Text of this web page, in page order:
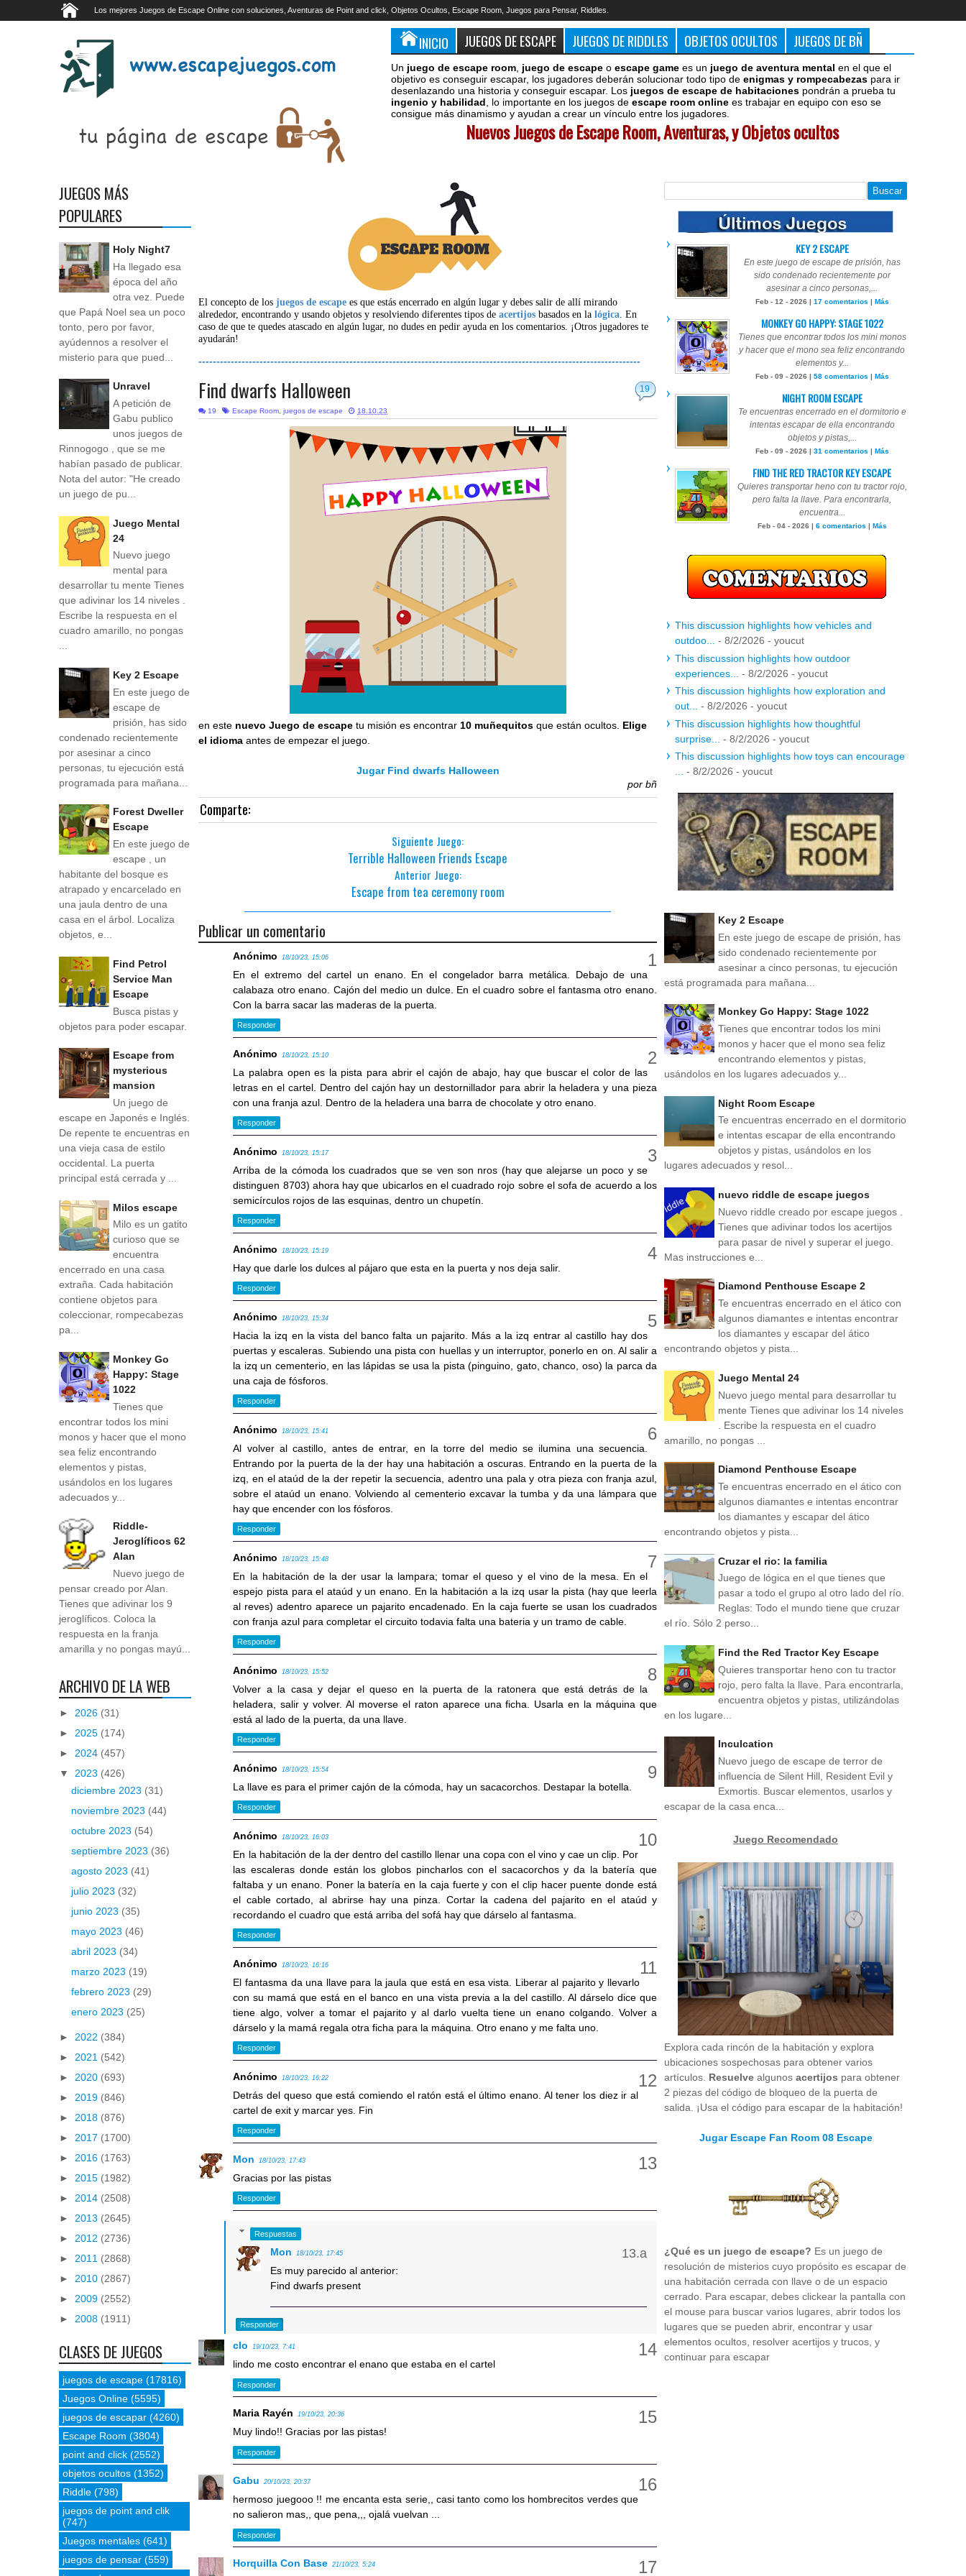
Los mejores Juegos de Escape Online con soluciones, Aventuras de Point and click, Objetos Ocultos, Escape Room, Juegos para Pensar, Riddles.
INICIO JUEGOS DE ESCAPE JUEGOS DE RIDDLES OBJETOS OCULTOS JUEGOS DE BÑ
Un juego de escape room juego de escape o escape game es un juego de aventura mental en el que el
objetivo es conseguir escapar, los jugadores deberán solucionar todo tipo de enigmas y rompecabezas para ir
desenlazando una historia y conseguir escapar. Los juegos de escape de habitaciones pondrán a prueba tu
ingenio y habilidad , lo importante en los juegos de escape room online es trabajar en equipo con eso se
consigue más dinamismo y ayudan a crear un vínculo entre los jugadores.
Nuevos Juegos de Escape Room, Aventuras, y Objetos ocultos
El concepto de losjuegos de escape es que estás encerrado en algún lugar y debes salir de allí mirando
alrededor, encontrando y usando objetos y resolviendo diferentes tipos deacertijos basados en lalógica. En
caso de que te quedes atascado en algún lugar, no dudes en pedir ayuda en los comentarios. ¡Otros jugadores te
ayudarán!
---------------------------------------------------------------------------------------------------------------------------
19
Find dwarfs Halloween
19 Escape Room juegos de escape 18.10.23
en este nuevo Juego de escapetu misión es encontrar 10 muñequitos que están ocultos. Elige
el idioma antes de empezar el juego.
Jugar Find dwarfs Halloween
por bñ
Comparte:
Siguiente Juego:
Terrible Halloween Friends Escape
Anterior Juego:
Escape from tea ceremony room
Publicar un comentario
Anónimo 18/10/23, 15:06
En el extremo del cartel un enano. En el congelador barra metálica. Debajo de una
calabaza otro enano. Cajón del medio un dulce. En el cuadro sobre el fantasma otro enano.
Con la barra sacar las maderas de la puerta.
Responder
Anónimo 18/10/23, 15:10
La palabra open es la pista para abrir el cajón de abajo, hay que buscar el color de las
letras en el cartel. Dentro del cajón hay un destornillador para abrir la heladera y una pieza
con una franja azul. Dentro de la heladera una barra de chocolate y otro enano.
Responder
Anónimo 18/10/23, 15:17
Arriba de la cómoda los cuadrados que se ven son nros (hay que alejarse un poco y se
distinguen 8703) ahora hay que ubicarlos en el cuadrado rojo sobre el sofa de acuerdo a los
semicírculos rojos de las esquinas, dentro un chupetín.
Responder
Anónimo 18/10/23, 15:19
Hay que darle los dulces al pájaro que esta en la puerta y nos deja salir.
Responder
Anónimo 18/10/23, 15:34
Hacia la izq en la vista del banco falta un pajarito. Más a la izq entrar al castillo hay dos
puertas y escaleras. Subiendo una pista con huellas y un interruptor, ponerlo en on. Al salir a
la izq un cementerio, en las lápidas se usa la pista (pinguino, gato, chanco, oso) la parca da
una caja de fósforos.
Responder
Anónimo 18/10/23, 15:41
Al volver al castillo, antes de entrar, en la torre del medio se ilumina una secuencia.
Entrando por la puerta de la der hay una habitación a oscuras. Entrando en la puerta de la
izq, en el ataúd de la der repetir la secuencia, adentro una pala y otra pieza con franja azul,
sobre el ataúd un enano. Volviendo al cementerio excavar la tumba y da una lámpara que
hay que encender con los fósforos.
Responder
Anónimo 18/10/23, 15:48
En la habitación de la der usar la lampara; tomar el queso y el vino de la mesa. En el
espejo pista para el ataúd y un enano. En la habitación a la izq usar la pista (hay que leerla
al reves) adentro aparece un pajarito encadenado. En la caja fuerte se usan los cuadrados
con franja azul para completar el circuito todavia falta una bateria y un tramo de cable.
Responder
Anónimo 18/10/23, 15:52
Volver a la casa y dejar el queso en la puerta de la ratonera que está detrás de la
heladera, salir y volver. Al moverse el raton aparece una ficha. Usarla en la máquina que
está al lado de la puerta, da una llave.
Responder
Anónimo 18/10/23, 15:54
La llave es para el primer cajón de la cómoda, hay un sacacorchos. Destapar la botella.
Responder
Anónimo 18/10/23, 16:03
En la habitación de la der dentro del castillo llenar una copa con el vino y cae un clip. Por
las escaleras donde están los globos pincharlos con el sacacorchos y da la batería que
faltaba y un enano. Poner la batería en la caja fuerte y con el clip hacer puente donde está
el cable cortado, al abrirse hay una pinza. Cortar la cadena del pajarito en el ataúd y
recordando el cuadro que está arriba del sofá hay que dárselo al fantasma.
Responder
Anónimo 18/10/23, 16:16
El fantasma da una llave para la jaula que está en esa vista. Liberar al pajarito y llevarlo
con su mamá que está en el banco en una vista previa a la del castillo. Al dárselo dice que
tiene algo, volver a tomar el pajarito y al darlo vuelta tiene un enano colgando. Volver a
dárselo y la mamá regala otra ficha para la máquina. Otro enano y me falta uno.
Responder
Anónimo 18/10/23, 16:22
Detrás del queso que está comiendo el ratón está el último enano. Al tener los diez ir al
cartel de exit y marcar yes. Fin
Responder
Mon 18/10/23, 17:43
Gracias por las pistas
Responder
Respuestas
Mon 18/10/23, 17:45
Es muy parecido al anterior:
Find dwarfs present
Responder
clo 19/10/23, 7:41
lindo me costo encontrar el enano que estaba en el cartel
Responder
Maria Rayén 19/10/23, 20:36
Muy lindo!! Gracias por las pistas!
Responder
Gabu 20/10/23, 20:37
hermoso juegooo !! me encanta esta serie,, casi tanto como los hombrecitos verdes que
no salieron mas,, que pena,,, ojalá vuelvan ...
Responder
Horquilla Con Base 21/10/23, 5:24
JUEGOS MÁS
POPULARES
Holy Night7
Ha llegado esa
época del año
otra vez. Puede
que Papá Noel sea un poco
tonto, pero por favor,
ayúdennos a resolver el
misterio para que pued...
Unravel
A petición de
Gabu publico
unos juegos de
Rinnogogo , que se me
habían pasado de publicar.
Nota del autor: "He creado
un juego de pu...
Juego Mental
24
Nuevo juego
mental para
desarrollar tu mente Tienes
que adivinar los 14 niveles .
Escribe la respuesta en el
cuadro amarillo, no pongas
...
Key 2 Escape
En este juego de
escape de
prisión, has sido
condenado recientemente
por asesinar a cinco
personas, tu ejecución está
programada para mañana...
Forest Dweller
Escape
En este juego de
escape , un
habitante del bosque es
atrapado y encarcelado en
una jaula dentro de una
casa en el árbol. Localiza
objetos, e...
Find Petrol
Service Man
Escape
Busca pistas y
objetos para poder escapar.
Escape from
mysterious
mansion
Un juego de
escape en Japonés e Inglés.
De repente te encuentras en
una vieja casa de estilo
occidental. La puerta
principal está cerrada y ...
Milos escape
Milo es un gatito
curioso que se
encuentra
encerrado en una casa
extraña. Cada habitación
contiene objetos para
coleccionar, rompecabezas
pa...
Monkey Go
Happy: Stage
1022
Tienes que
encontrar todos los mini
monos y hacer que el mono
sea feliz encontrando
elementos y pistas,
usándolos en los lugares
adecuados y...
Riddle-
Jeroglíficos 62
Alan
Nuevo juego de
pensar creado por Alan.
Tienes que adivinar los 9
jeroglíficos. Coloca la
respuesta en la franja
amarilla y no pongas mayú...
ARCHIVO DE LA WEB
► 2026 (31)
► 2025 (174)
► 2024 (457)
▼ 2023 (426)
diciembre 2023 (31)
noviembre 2023 (44)
octubre 2023 (54)
septiembre 2023 (36)
agosto 2023 (41)
julio 2023 (32)
junio 2023 (35)
mayo 2023 (46)
abril 2023 (34)
marzo 2023 (19)
febrero 2023 (29)
enero 2023 (25)
► 2022 (384)
► 2021 (542)
► 2020 (693)
► 2019 (846)
► 2018 (876)
► 2017 (1700)
► 2016 (1763)
► 2015 (1982)
► 2014 (2508)
► 2013 (2645)
► 2012 (2736)
► 2011 (2868)
► 2010 (2867)
► 2009 (2552)
► 2008 (1911)
CLASES DE JUEGOS
juegos de escape (17816)
Juegos Online (5595)
juegos de escapar (4260)
Escape Room (3804)
point and click (2552)
objetos ocultos (1352)
Riddle (798)
juegos de point and clik
(747)
Juegos mentales (641)
juegos de pensar (559)
KEY 2 ESCAPE
En este juego de escape de prisión, has
sido condenado recientemente por
asesinar a cinco personas,...
Feb - 12 - 2026 | 17 comentarios | Más
MONKEY GO HAPPY: STAGE 1022
Tienes que encontrar todos los mini monos
y hacer que el mono sea feliz encontrando
elementos y...
Feb - 09 - 2026 | 58 comentarios | Más
NIGHT ROOM ESCAPE
Te encuentras encerrado en el dormitorio e
intentas escapar de ella encontrando
objetos y pistas,...
Feb - 09 - 2026 | 31 comentarios | Más
FIND THE RED TRACTOR KEY ESCAPE
Quieres transportar heno con tu tractor rojo,
pero falta la llave. Para encontrarla,
encuentra...
Feb - 04 - 2026 | 6 comentarios | Más
This discussion highlights how vehicles and
outdoo...
- 8/2/2026 - youcut
This discussion highlights how outdoor
experiences...
- 8/2/2026 - youcut
This discussion highlights how exploration and
out...
- 8/2/2026 - youcut
This discussion highlights how thoughtful
surprise...
- 8/2/2026 - youcut
This discussion highlights how toys can encourage
- 8/2/2026 - youcut
Key 2 Escape
En este juego de escape de prisión, has
sido condenado recientemente por
asesinar a cinco personas, tu ejecución
está programada para mañana...
Monkey Go Happy: Stage 1022
Tienes que encontrar todos los mini
monos y hacer que el mono sea feliz
encontrando elementos y pistas,
usándolos en los lugares adecuados y...
Night Room Escape
Te encuentras encerrado en el dormitorio
e intentas escapar de ella encontrando
objetos y pistas, usándolos en los
lugares adecuados y resol...
nuevo riddle de escape juegos
Nuevo riddle creado por escape juegos .
Tienes que adivinar todos los acertijos
para pasar de nivel y superar el juego.
Mas instrucciones e...
Diamond Penthouse Escape 2
Te encuentras encerrado en el ático con
algunos diamantes e intentas encontrar
los diamantes y escapar del ático
encontrando objetos y pista...
Juego Mental 24
Nuevo juego mental para desarrollar tu
mente Tienes que adivinar los 14 niveles
. Escribe la respuesta en el cuadro
amarillo, no pongas ...
Diamond Penthouse Escape
Te encuentras encerrado en el ático con
algunos diamantes e intentas encontrar
los diamantes y escapar del ático
encontrando objetos y pista...
Cruzar el rio: la familia
Juego de lógica en el que tienes que
pasar a todo el grupo al otro lado del río.
Reglas: Todo el mundo tiene que cruzar
el río. Sólo 2 perso...
Find the Red Tractor Key Escape
Quieres transportar heno con tu tractor
rojo, pero falta la llave. Para encontrarla,
encuentra objetos y pistas, utilizándolas
en los lugare...
Inculcation
Nuevo juego de escape de terror de
influencia de Silent Hill, Resident Evil y
Exmortis. Buscar elementos, usarlos y
escapar de la casa enca...
Juego Recomendado
Explora cada rincón de la habitación y explora
ubicaciones sospechosas para obtener varios
artículos. Resuelve algunos acertijos para obtener
2 piezas del código de bloqueo de la puerta de
salida. ¡Usa el código para escapar de la habitación!
Jugar Escape Fan Room 08 Escape
¿Qué es un juego de escape? Es un juego de
resolución de misterios cuyo propósito es escapar de
una habitación cerrada con llave o de un espacio
cerrado. Para escapar, debes clickear la pantalla con
el mouse para buscar varios lugares, abrir todos los
lugares que se pueden abrir, encontrar y usar
elementos ocultos, resolver acertijos y trucos, y
continuar para escapar